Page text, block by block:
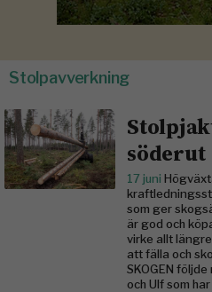
Stolpavverkning
söderut
17 juni
som ger
är god och
virke allt
att fälla och
SKOGEN
och Ulf som